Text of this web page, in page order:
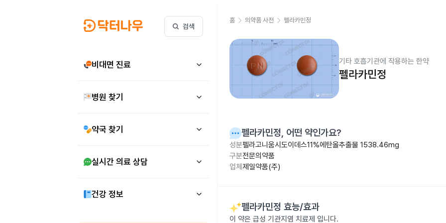
검색
비대면 진료
병원 찾기
약국 찾기
실시간 의료 상담
건강 정보
홈 의약품 사전 펠라카민정
기타 호흡기관에 작용하는 한약
펠라카민정
펠라카민정, 어떤 약인가요?
성분펠라고니움시도이데스11%에탄올추출물 1538.46mg
구분전문의약품
업체 제일약품(주)
펠라카민정 효능/효과
이 약은 급성 기관지염 치료제 입니다.